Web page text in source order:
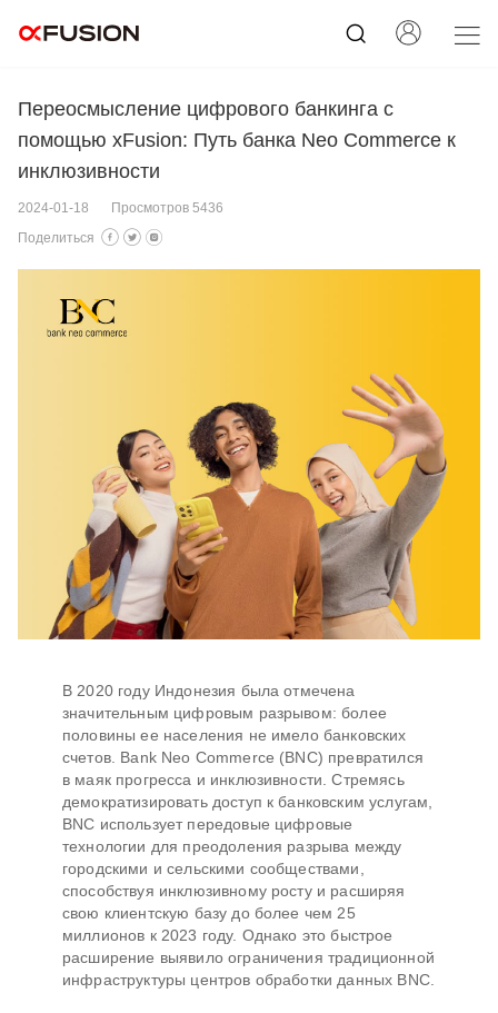
Переосмысление цифрового банкинга с
помощью xFusion: Путь банка Neo Commerce к
инклюзивности
2024-01-18
Просмотров 5436
Поделиться
В 2020 году Индонезия была отмечена
значительным цифровым разрывом: более
половины ее населения не имело банковских
счетов. Bank Neo Commerce (BNC) превратился
в маяк прогресса и инклюзивности. Стремясь
демократизировать доступ к банковским услугам,
BNC использует передовые цифровые
технологии для преодоления разрыва между
городскими и сельскими сообществами,
способствуя инклюзивному росту и расширяя
свою клиентскую базу до более чем 25
миллионов к 2023 году. Однако это быстрое
расширение выявило ограничения традиционной
инфраструктуры центров обработки данных BNC.